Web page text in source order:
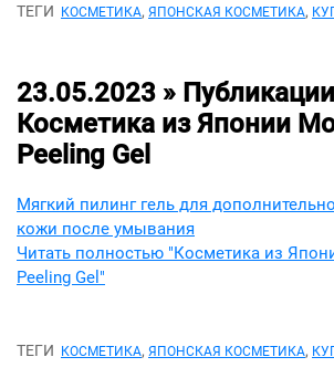
ТЕГИ КОСМЕТИКА, ЯПОНСКАЯ КОСМЕТИКА,
23.05.2023 »
Косметика из Японии
Peeling Gel
Мягкий пилинг гель для
кожи после умывания
Читать полностью "Косметика из
Peeling Gel"
ТЕГИ КОСМЕТИКА, ЯПОНСКАЯ КОСМЕТИКА,